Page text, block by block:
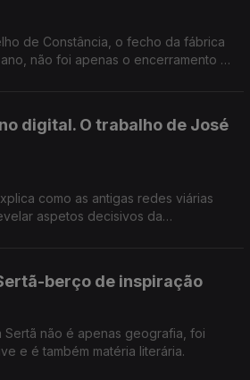
de Constância, o fecho da fábrica
não foi apenas o encerramento de
digital. O trabalho de José
como as antigas redes viárias
aspetos decisivos da
berço de inspiração
Sertã não é apenas geografia, foi
e é também matéria literária.